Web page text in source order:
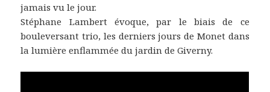
jamais vu le jour.
Stéphane Lambert évoque, par le biais de ce
bouleversant trio, les derniers jours de Monet dans
la lumière enflammée du jardin de Giverny.